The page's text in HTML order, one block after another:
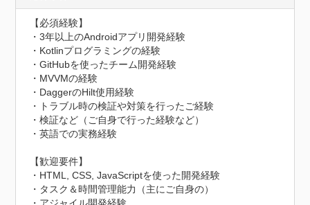
【必須経験】
・3年以上のAndroidアプリ開発経験
・Kotlinプログラミングの経験
・GitHubを使ったチーム開発経験
・MVVMの経験
・DaggerのHilt使用経験
・トラブル時の検証や対策を行ったご経験
・検証など（ご自身で行った経験など）
・英語での実務経験
【歓迎要件】
・HTML, CSS, JavaScriptを使った開発経験
・タスク＆時間管理能力（主にご自身の）